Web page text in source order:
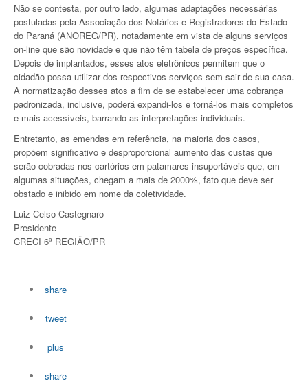
Não se contesta, por outro lado, algumas adaptações necessárias
postuladas pela Associação dos Notários e Registradores do Estado
do Paraná (ANOREG/PR), notadamente em vista de alguns serviços
on-line que são novidade e que não têm tabela de preços específica.
Depois de implantados, esses atos eletrônicos permitem que o
cidadão possa utilizar dos respectivos serviços sem sair de sua casa.
A normatização desses atos a fim de se estabelecer uma cobrança
padronizada, inclusive, poderá expandi-los e torná-los mais completos
e mais acessíveis, barrando as interpretações individuais.
Entretanto, as emendas em referência, na maioria dos casos,
propõem significativo e desproporcional aumento das custas que
serão cobradas nos cartórios em patamares insuportáveis que, em
algumas situações, chegam a mais de 2000%, fato que deve ser
obstado e inibido em nome da coletividade.
Luiz Celso Castegnaro
Presidente
CRECI 6ª REGIÃO/PR
share
tweet
plus
share